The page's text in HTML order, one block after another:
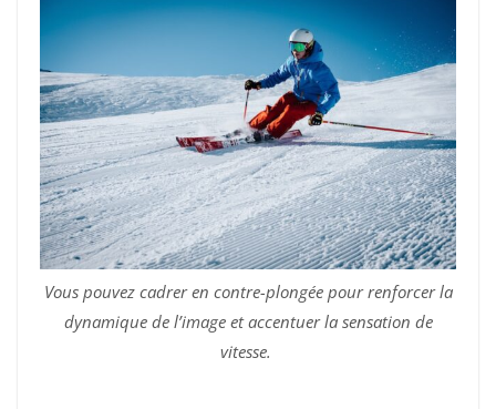
Vous pouvez cadrer en contre-plongée pour renforcer la
dynamique de l’image et accentuer la sensation de
vitesse.